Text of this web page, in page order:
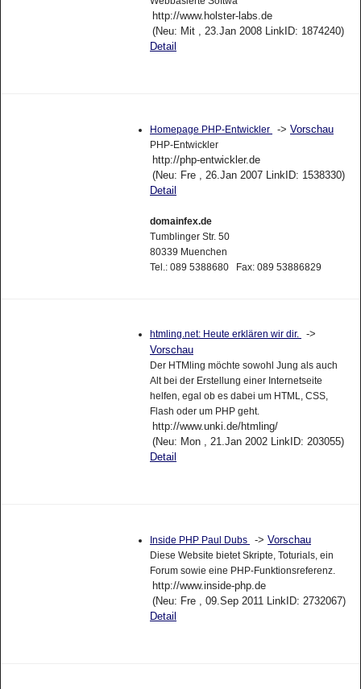
http://www.holster-labs.de
(Neu: Mit , 23.Jan 2008 LinkID: 1874240)
Detail
Homepage PHP-Entwickler -> Vorschau
PHP-Entwickler
http://php-entwickler.de
(Neu: Fre , 26.Jan 2007 LinkID: 1538330)
Detail
domainfex.de
Tumblinger Str. 50
80339 Muenchen
Tel.: 089 5388680 Fax: 089 53886829
htmling.net: Heute erklären wir dir.
->
Vorschau
Der HTMling möchte sowohl Jung als auch
Alt bei der Erstellung einer Internetseite
helfen, egal ob es dabei um HTML, CSS,
Flash oder um PHP geht.
http://www.unki.de/htmling/
(Neu: Mon , 21.Jan 2002 LinkID: 203055)
Detail
Inside PHP Paul Dubs -> Vorschau
Diese Website bietet Skripte, Toturials, ein
Forum sowie eine PHP-Funktionsreferenz.
http://www.inside-php.de
(Neu: Fre , 09.Sep 2011 LinkID: 2732067)
Detail